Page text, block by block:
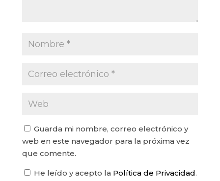
Guarda mi nombre, correo electrónico y
web en este navegador para la próxima vez
que comente.
He leído y acepto la Política de Privacidad.